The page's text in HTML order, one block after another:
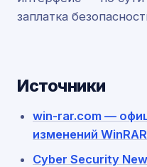
заплатка
Источники
win-rar.com —
изменений
Cyber Security